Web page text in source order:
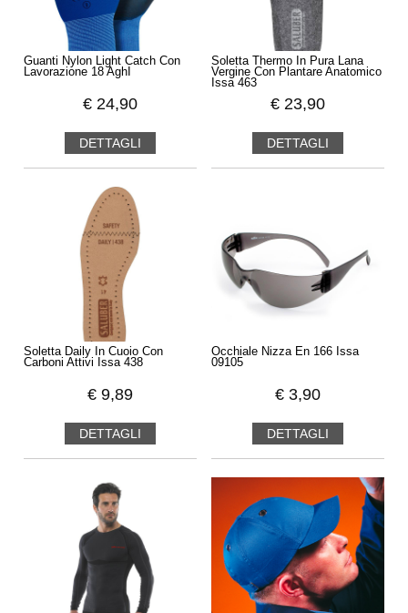
Guanti Nylon Light Catch Con
Lavorazione 18 AghI
€ 24,90
DETTAGLI
Soletta Thermo In Pura Lana
Vergine Con Plantare Anatomico
Issa 463
€ 23,90
DETTAGLI
Soletta Daily In Cuoio Con
Carboni Attivi Issa 438
€ 9,89
DETTAGLI
Occhiale Nizza En 166 Issa
09105
€ 3,90
DETTAGLI